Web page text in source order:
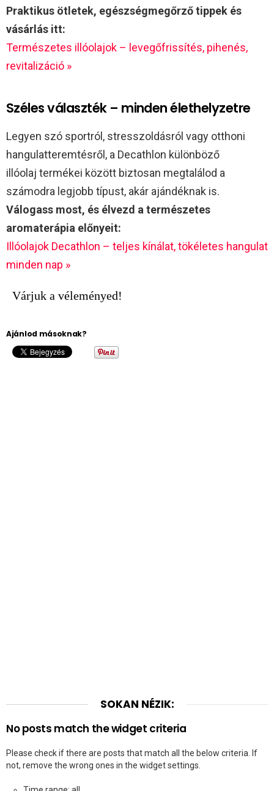
Praktikus ötletek, egészségmegőrző tippek és
vásárlás itt:
Természetes illóolajok – levegőfrissítés, pihenés,
revitalizáció »
Széles választék – minden élethelyzetre
Legyen szó sportról, stresszoldásról vagy otthoni
hangulatteremtésről, a Decathlon különböző
illóolaj termékei között biztosan megtalálod a
számodra legjobb típust, akár ajándéknak is.
Válogass most, és élvezd a természetes
aromaterápia előnyeit:
Illóolajok Decathlon – teljes kínálat, tökéletes hangulat
minden nap »
Várjuk a véleményed!
Ajánlod másoknak?
SOKAN NÉZIK:
No posts match the widget criteria
Please check if there are posts that match all the below criteria. If
not, remove the wrong ones in the widget settings.